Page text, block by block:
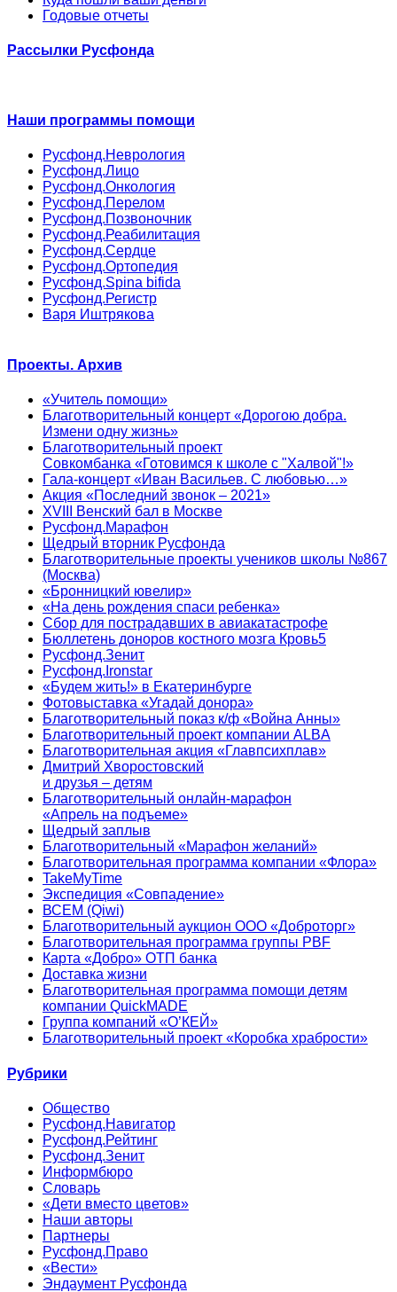
Годовые отчеты
Рассылки Русфонда
Наши программы помощи
Русфонд.Неврология
Русфонд.Лицо
Русфонд.Онкология
Русфонд.Перелом
Русфонд.Позвоночник
Русфонд.Реабилитация
Русфонд.Сердце
Русфонд.Ортопедия
Русфонд.Spina bifida
Русфонд.Регистр
Варя Иштрякова
Проекты. Архив
«Учитель помощи»
Благотворительный концерт «Дорогою добра.
Измени одну жизнь»
Благотворительный проект
Совкомбанка «Готовимся к школе с "Халвой"!»
Гала-концерт «Иван Васильев. С любовью…»
Акция «Последний звонок – 2021»
XVIII Венский бал в Москве
Русфонд.Марафон
Щедрый вторник Русфонда
Благотворительные проекты учеников школы №867
(Москва)
«Бронницкий ювелир»
«На день рождения спаси ребенка»
Сбор для пострадавших в авиакатастрофе
Бюллетень доноров костного мозга Кровь5
Русфонд.Зенит
Русфонд.Ironstar
«Будем жить!» в Екатеринбурге
Фотовыставка «Угадай донора»
Благотворительный показ к/ф «Война Анны»
Благотворительный проект компании ALBA
Благотворительная акция «Главпсихплав»
Дмитрий Хворостовский
и друзья – детям
Благотворительный онлайн‑марафон
«Апрель на подъеме»
Щедрый заплыв
Благотворительный «Марафон желаний»
Благотворительная программа компании «Флора»
TakeMyTime
Экспедиция «Совпадение»
ВСЕМ (Qiwi)
Благотворительный аукцион ООО «Доброторг»
Благотворительная программа группы PBF
Карта «Добро» ОТП банка
Доставка жизни
Благотворительная программа помощи детям
компании QuickMADE
Группа компаний «О’КЕЙ»
Благотворительный проект «Коробка храбрости»
Рубрики
Общество
Русфонд.Навигатор
Русфонд.Рейтинг
Русфонд.Зенит
Информбюро
Словарь
«Дети вместо цветов»
Наши авторы
Партнеры
Русфонд.Право
«Вести»
Эндаумент Русфонда